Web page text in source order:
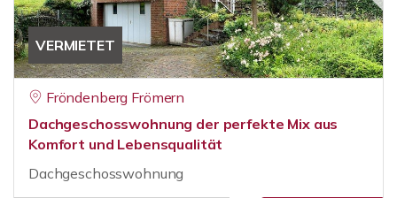
VERMIETET
Fröndenberg Frömern
Dachgeschosswohnung der perfekte Mix aus
Komfort und Lebensqualität
Dachgeschosswohnung